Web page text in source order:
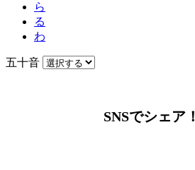
ら
る
わ
五十音
SNSでシェア！